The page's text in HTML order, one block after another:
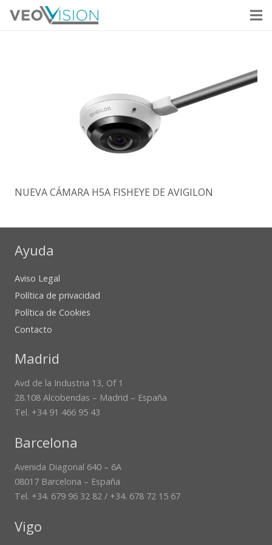
NUEVA CÁMARA H5A FISHEYE DE AVIGILON
Ayuda
Aviso Legal
Política de privacidad
Política de Cookies
Contacto
Madrid
Avd de la Industria 13, Of 1
28.108 Alcobendas – Madrid – España
Tel. +34 91 466 95 43
Barcelona
Avenida Diagonal 640 – 6A
08017 Barcelona – España
Tel. +34. 679 96 32 82 / +34. 678 72 15 67
Vigo